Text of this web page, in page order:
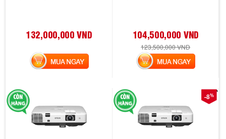
132,000,000 VND
MUA NGAY
104,500,000 VND
123,500,000 VND
MUA NGAY
-8%